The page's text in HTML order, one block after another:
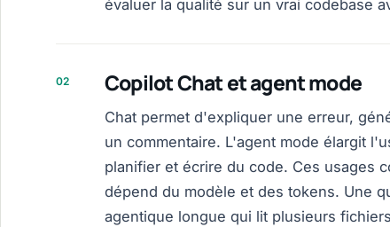
évaluer la qualité sur un vrai codebase
02 Copilot Chat et agent mode
Chat permet d'expliquer une erreur,
un commentaire. L'agent mode élargit
planifier et écrire du code. Ces usages
dépend du modèle et des tokens. Une
agentique longue qui lit plusieurs